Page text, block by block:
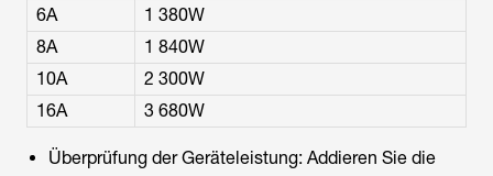
6A
1 380W
8A
1 840W
10A
2 300W
16A
3 680W
Überprüfung der Geräteleistung: Addieren Sie die